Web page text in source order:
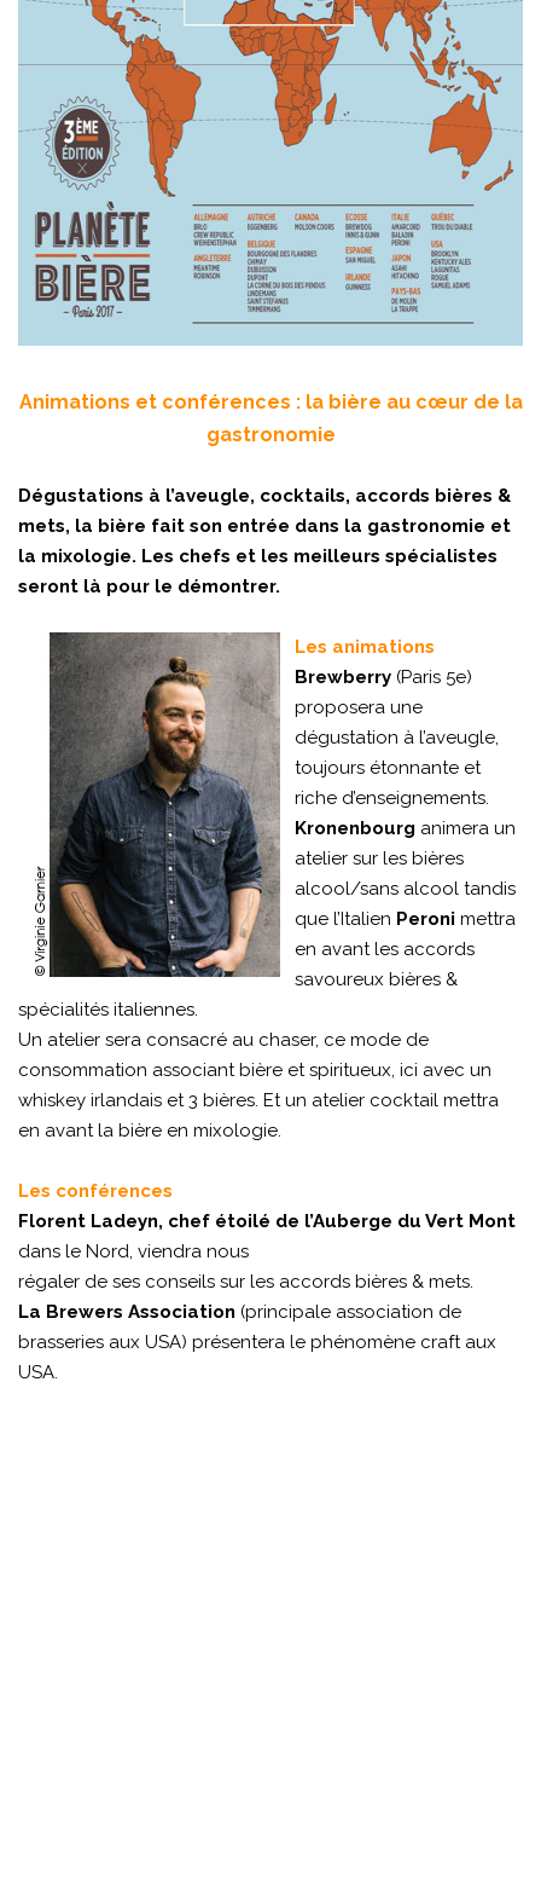
Animations et conférences : la bière au cœur de la
gastronomie
Dégustations à l’aveugle, cocktails, accords bières &
mets, la bière fait son entrée dans la gastronomie et
la mixologie. Les chefs et les meilleurs spécialistes
seront là pour le démontrer.
Les animations
Brewberry (Paris 5e)
proposera une
dégustation à l’aveugle,
toujours étonnante et
riche d’enseignements.
Kronenbourg animera un
atelier sur les bières
alcool/sans alcool tandis
que l’Italien Peroni mettra
en avant les accords
savoureux bières &
spécialités italiennes.
Un atelier sera consacré au chaser, ce mode de
consommation associant bière et spiritueux, ici avec un
whiskey irlandais et 3 bières. Et un atelier cocktail mettra
en avant la bière en mixologie.
Les conférences
Florent Ladeyn, chef étoilé de l’Auberge du Vert Mont
dans le Nord, viendra nous
régaler de ses conseils sur les accords bières & mets.
La Brewers Association (principale association de
brasseries aux USA) présentera le phénomène craft aux
USA.